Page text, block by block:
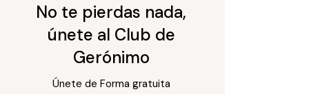
No te pierdas nada,
únete al Club de
Gerónimo
Únete de Forma gratuita